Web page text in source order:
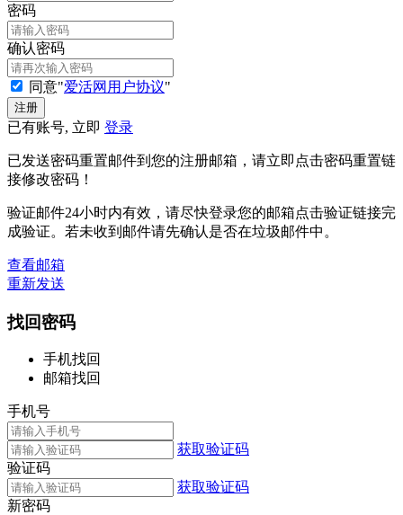
密码
确认密码
同意"爱活网用户协议"
已有账号, 立即 登录
已发送密码重置邮件到您的注册邮箱，请立即点击密码重置链
接修改密码！
验证邮件24小时内有效，请尽快登录您的邮箱点击验证链接完
成验证。若未收到邮件请先确认是否在垃圾邮件中。
查看邮箱
重新发送
找回密码
手机找回
邮箱找回
手机号
获取验证码
验证码
获取验证码
新密码